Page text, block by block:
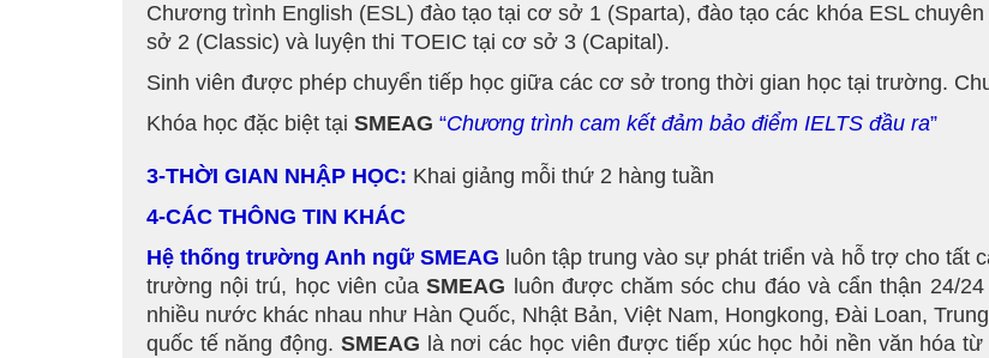
Chương trình English (ESL) đào tạo tại cơ sở 1 (Sparta), đào tạo các khóa ESL
sở 2 (Classic) và luyện thi TOEIC tại cơ sở 3 (Capital).
Sinh viên được phép chuyển tiếp học giữa các cơ sở trong thời gian học tại trường.
Khóa học đặc biệt tại SMEAG “Chương trình cam kết đảm bảo điểm IELTS đầu ra”
3-THỜI GIAN NHẬP HỌC: Khai giảng mỗi thứ 2 hàng tuần
4-CÁC THÔNG TIN KHÁC
Hệ thống trường Anh ngữ SMEAG luôn tập trung vào sự phát triển và hỗ trợ cho tất
trường nội trú, học viên củaSMEAG luôn được chăm sóc chu đáo và cẩn thận 24/
nhiều nước khác nhau như Hàn Quốc, Nhật Bản, Việt Nam, Hongkong, Đài Loan,
quốc tế năng động. SMEAG là nơi các học viên được tiếp xúc học hỏi nền văn hóa